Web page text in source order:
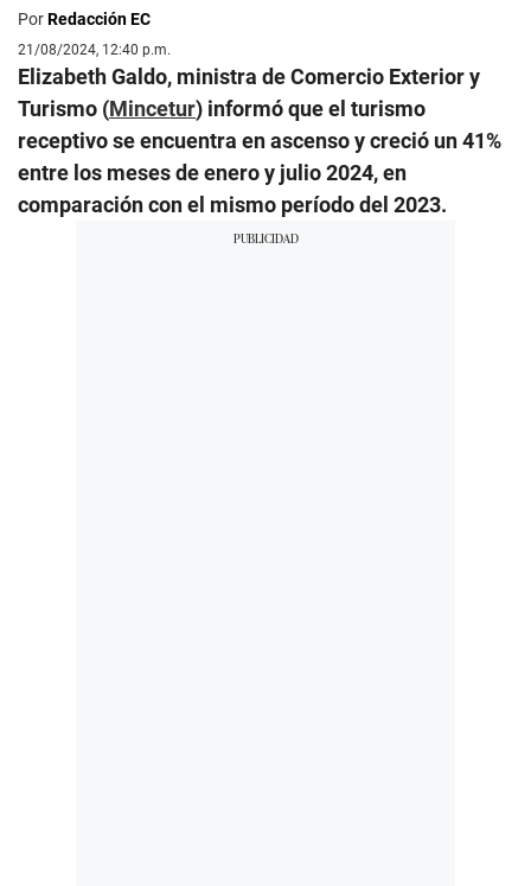
PorRedacción EC
21/08/2024, 12:40 p.m.
Elizabeth Galdo, ministra de Comercio Exterior y
Turismo (Mincetur) informó que el turismo
receptivo se encuentra en ascenso y creció un 41%
entre los meses de enero y julio 2024, en
comparación con el mismo período del 2023.